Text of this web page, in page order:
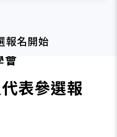
報名開始
會
表參選報